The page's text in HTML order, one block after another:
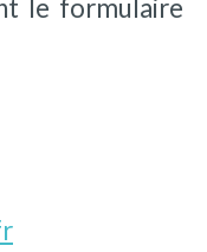
le formulaire